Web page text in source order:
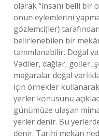
olarak “insanı belli bir
onun eylemlerini
gözlemci(ler) tarafından
belirlenebilen bir
tanımlanabilir. Doğal
Vadiler, dağlar, göller,
mağaralar doğal
için örnekler
yerler konusunu
günümüze ulaşan
yerler denir. Bu
denir. Tarihi mekan